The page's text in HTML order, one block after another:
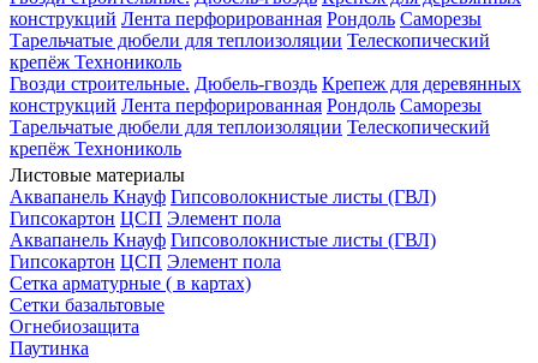
конструкций Лента перфорированная Рондоль Саморезы
Тарельчатые дюбели для теплоизоляции Телескопический
крепёж Технониколь
Гвозди строительные. Дюбель-гвоздь Крепеж для деревянных
конструкций Лента перфорированная Рондоль Саморезы
Тарельчатые дюбели для теплоизоляции Телескопический
крепёж Технониколь
Листовые материалы
Аквапанель Кнауф Гипсоволокнистые листы (ГВЛ)
Гипсокартон ЦСП Элемент пола
Аквапанель Кнауф Гипсоволокнистые листы (ГВЛ)
Гипсокартон ЦСП Элемент пола
Сетка арматурные ( в картах)
Сетки базальтовые
Огнебиозащита
Паутинка